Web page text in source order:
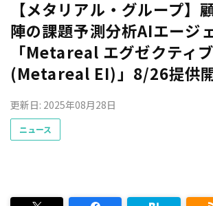
【メタリアル・グループ】
陣の課題予測分析AIエージ
「Metareal エグゼクティ
(Metareal EI)」8/26提供
更新日: 2025年08月28日
ニュース